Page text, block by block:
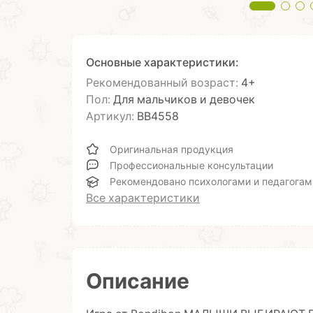
Основные характеристики:
Рекомендованный возраст: 4+
Пол: Для мальчиков и девочек
Артикул: ВВ4558
Оригинальная продукция
Профессиональные консультации
Рекомендовано психологами и
Все характеристики
Описание